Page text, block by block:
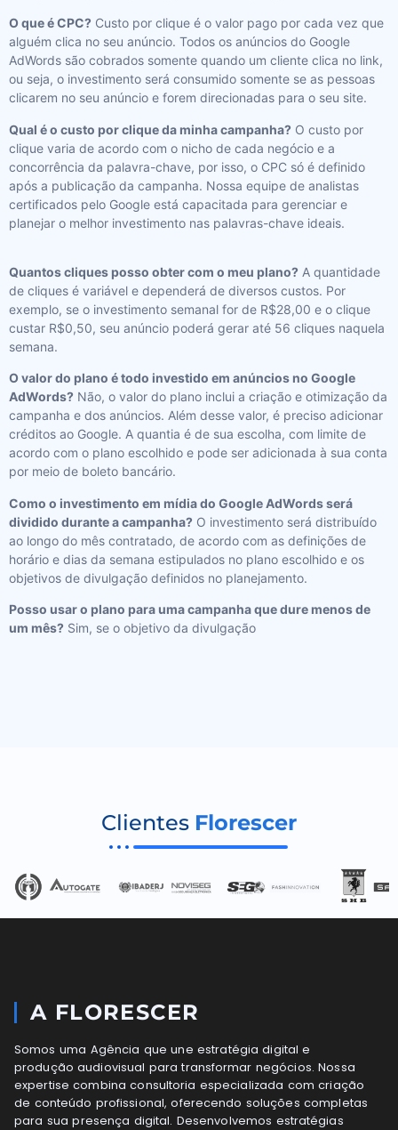
O que é CPC? Custo por clique é o valor pago por cada vez que
alguém clica no seu anúncio. Todos os anúncios do Google
AdWords são cobrados somente quando um cliente clica no link,
ou seja, o investimento será consumido somente se as pessoas
clicarem no seu anúncio e forem direcionadas para o seu site.
Qual é o custo por clique da minha campanha? O custo por
clique varia de acordo com o nicho de cada negócio e a
concorrência da palavra-chave, por isso, o CPC só é definido
após a publicação da campanha. Nossa equipe de analistas
certificados pelo Google está capacitada para gerenciar e
planejar o melhor investimento nas palavras-chave ideais.
Quantos cliques posso obter com o meu plano? A quantidade
de cliques é variável e dependerá de diversos custos. Por
exemplo, se o investimento semanal for de R$28,00 e o clique
custar R$0,50, seu anúncio poderá gerar até 56 cliques naquela
semana.
O valor do plano é todo investido em anúncios no Google
AdWords? Não, o valor do plano inclui a criação e otimização da
campanha e dos anúncios. Além desse valor, é preciso adicionar
créditos ao Google. A quantia é de sua escolha, com limite de
acordo com o plano escolhido e pode ser adicionada à sua conta
por meio de boleto bancário.
Como o investimento em mídia do Google AdWords será
dividido durante a campanha? O investimento será distribuído
ao longo do mês contratado, de acordo com as definições de
horário e dias da semana estipulados no plano escolhido e os
objetivos de divulgação definidos no planejamento.
Posso usar o plano para uma campanha que dure menos de
um mês? Sim, se o objetivo da divulgação
Clientes Florescer
A FLORESCER
Somos uma Agência que une estratégia digital e
produção audiovisual para transformar negócios. Nossa
expertise combina consultoria especializada com criação
de conteúdo profissional, oferecendo soluções completas
para sua presença digital. Desenvolvemos estratégias